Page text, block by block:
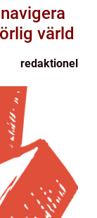
värld
redaktionel